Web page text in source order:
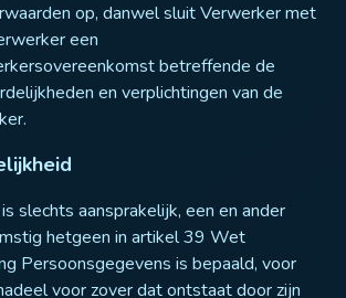
op, danwel sluit Verwerker met
een
betreffende de
en verplichtingen van de
slechts aansprakelijk, een en ander
hetgeen in artikel 39 Wet
Persoonsgegevens is bepaald, voor
voor zover dat ontstaat door zijn